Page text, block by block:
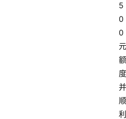
5
0
0
元
额
度
并
顺
利